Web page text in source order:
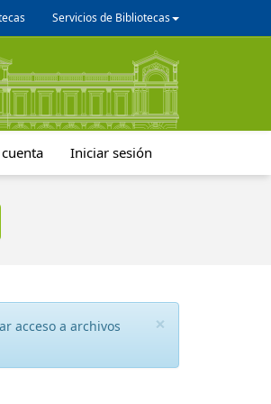
Servicios de Bibliotecas
Iniciar sesión
×
acceso a archivos